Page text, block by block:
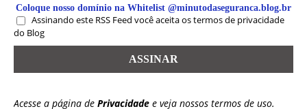
Coloque nosso domínio na Whitelist @minutodaseguranca.blog.br
Assinando este RSS Feed você aceita os termos de privacidade
do Blog
Acesse a página de Privacidade e veja nossos termos de uso.